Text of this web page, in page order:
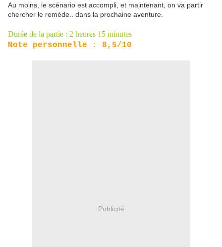
Au moins, le scénario est accompli, et maintenant, on va partir
chercher le remède.. dans la prochaine aventure.
Durée de la partie : 2 heures 15 minutes
Note personnelle : 8,5/10
Publicité